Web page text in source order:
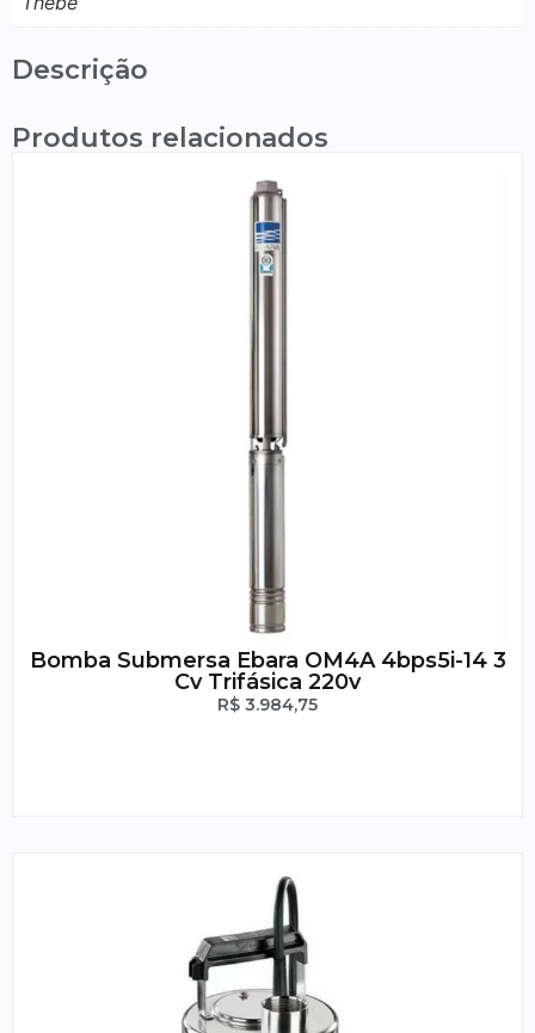
Descrição
Produtos relacionados
Bomba Submersa Ebara OM4A 4bps5i-14 3
Cv Trifásica 220v
R$ 3.984,75